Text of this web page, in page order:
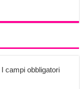
I campi obbligatori